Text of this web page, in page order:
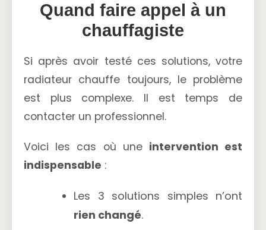
Quand faire appel à un
chauffagiste
Si après avoir testé ces solutions, votre
radiateur chauffe toujours, le problème
est plus complexe. Il est temps de
contacter un professionnel.
Voici les cas où une intervention est
indispensable :
Les 3 solutions simples n’ont
rien changé.